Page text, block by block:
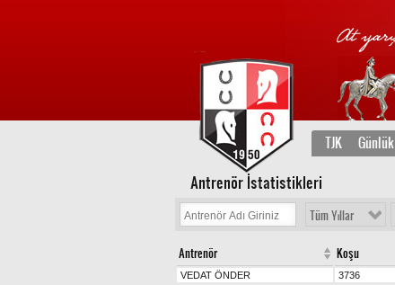
TJK
Antrenör İstatistikleri
Tüm Yıllar
Antrenör Koşu
VEDAT ÖNDER 3736